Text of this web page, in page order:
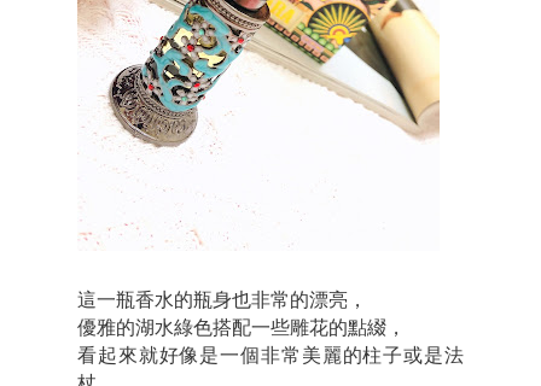
這一瓶香水的瓶身也非常的漂亮，
優雅的湖水綠色搭配一些雕花的點綴，
看起來就好像是一個非常美麗的柱子或是法
杖，